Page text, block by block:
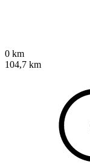
0 km
104,7 km